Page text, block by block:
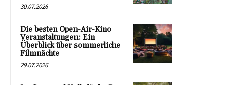
30.07.2026
Die besten Open-Air-Kino
Veranstaltungen: Ein
Überblick über sommerliche
Filmnächte
29.07.2026